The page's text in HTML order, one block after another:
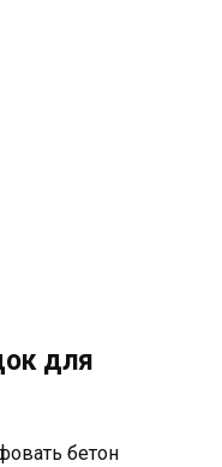
для
бетон